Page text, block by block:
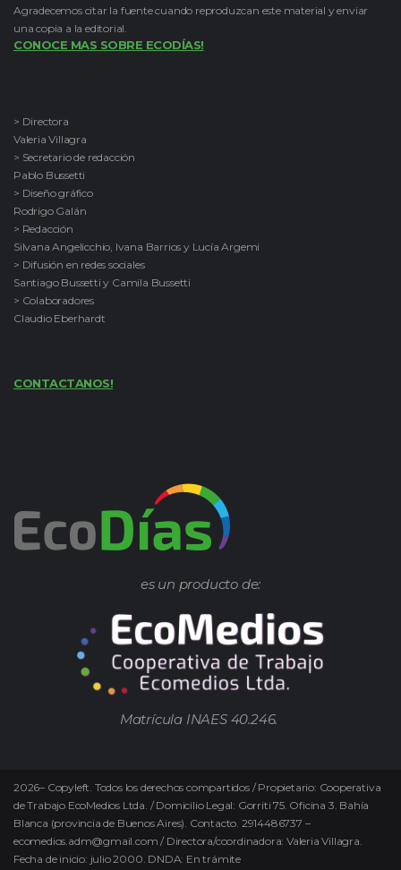
Agradecemos citar la fuente cuando reproduzcan este material y enviar
una copia a la editorial.
CONOCE MAS SOBRE ECODÍAS!
> Directora
Valeria Villagra
> Secretario de redacción
Pablo Bussetti
> Diseño gráfico
Rodrigo Galán
> Redacción
Silvana Angelicchio, Ivana Barrios y Lucía Argemi
> Difusión en redes sociales
Santiago Bussetti y Camila Bussetti
> Colaboradores
Claudio Eberhardt
CONTACTANOS!
es un producto de:
Matrícula INAES 40.246.
2026– Copyleft. Todos los derechos compartidos / Propietario: Cooperativa
de Trabajo EcoMedios Ltda. / Domicilio Legal: Gorriti 75. Oficina 3. Bahía
Blanca (provincia de Buenos Aires). Contacto. 2914486737 –
ecomedios.adm@gmail.com / Directora/coordinadora: Valeria Villagra.
Fecha de inicio: julio 2000. DNDA: En trámite